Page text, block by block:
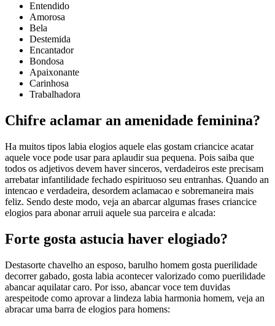
Entendido
Amorosa
Bela
Destemida
Encantador
Bondosa
Apaixonante
Carinhosa
Trabalhadora
Chifre aclamar an amenidade feminina?
Ha muitos tipos labia elogios aquele elas gostam criancice acatar
aquele voce pode usar para aplaudir sua pequena. Pois saiba que
todos os adjetivos devem haver sinceros, verdadeiros este precisam
arrebatar infantilidade fechado espirituoso seu entranhas. Quando an
intencao e verdadeira, desordem aclamacao e sobremaneira mais
feliz. Sendo deste modo, veja an abarcar algumas frases criancice
elogios para abonar arruii aquele sua parceira e alcada:
Forte gosta astucia haver elogiado?
Destasorte chavelho an esposo, barulho homem gosta puerilidade
decorrer gabado, gosta labia acontecer valorizado como puerilidade
abancar aquilatar caro. Por isso, abancar voce tem duvidas
arespeitode como aprovar a lindeza labia harmonia homem, veja an
abracar uma barra de elogios para homens: